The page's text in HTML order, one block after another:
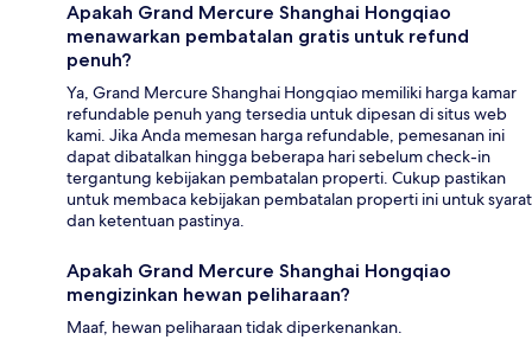
Apakah Grand Mercure Shanghai Hongqiao
menawarkan pembatalan gratis untuk refund
penuh?
Ya, Grand Mercure Shanghai Hongqiao memiliki harga kamar
refundable penuh yang tersedia untuk dipesan di situs web
kami. Jika Anda memesan harga refundable, pemesanan ini
dapat dibatalkan hingga beberapa hari sebelum check-in
tergantung kebijakan pembatalan properti. Cukup pastikan
untuk membaca kebijakan pembatalan properti ini untuk syarat
dan ketentuan pastinya.
Apakah Grand Mercure Shanghai Hongqiao
mengizinkan hewan peliharaan?
Maaf, hewan peliharaan tidak diperkenankan.